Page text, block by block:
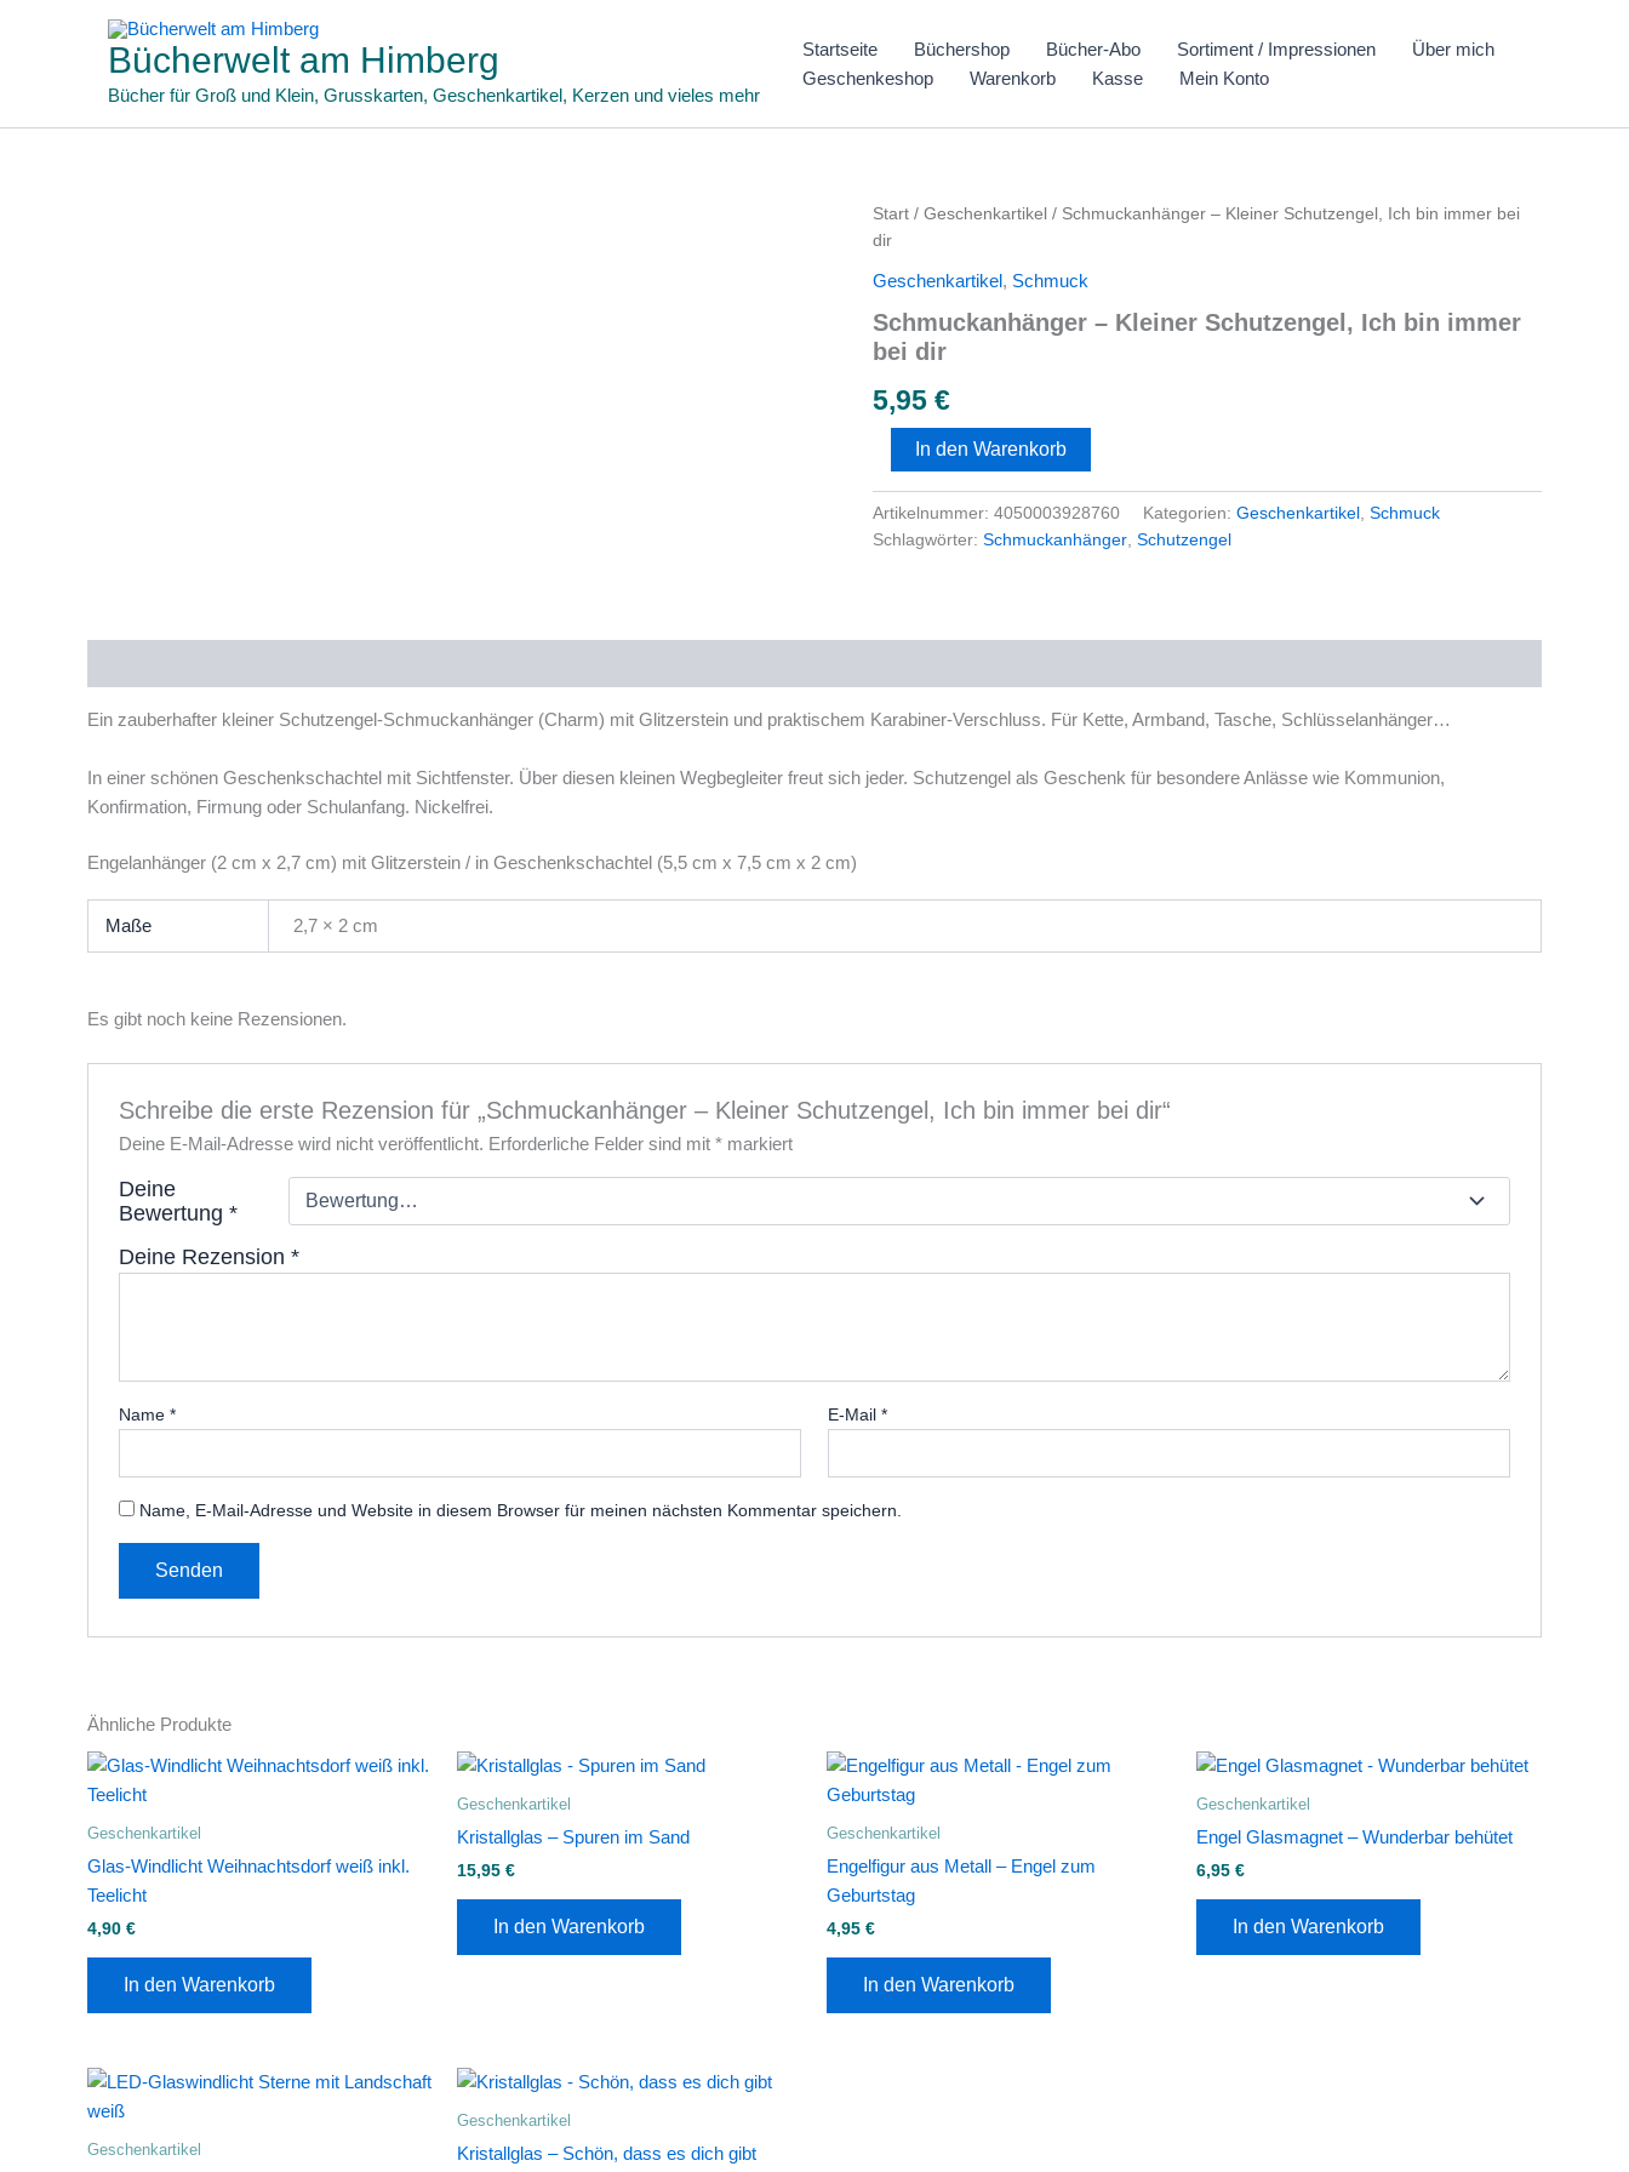
Bücherwelt am Himberg
Bücher für Groß und Klein, Grusskarten, Geschenkartikel, Kerzen und vieles mehr
Startseite Büchershop Bücher-Abo Sortiment / Impressionen
Über mich
Geschenkeshop
Warenkorb Kasse Mein Konto
Start / Geschenkartikel / Schmuckanhänger – Kleiner Schutzengel, Ich bin immer bei
dir
Geschenkartikel, Schmuck
Schmuckanhänger – Kleiner Schutzengel, Ich bin immer
bei dir
5,95 €
Schmuckanhänger
-
Schutzengel,
bin
immer
dir
Menge
In den Warenkorb
Artikelnummer: 4050003928760 Kategorien: Geschenkartikel , Schmuck
Schlagwörter: Schmuckanhänger, Schutzengel
Ein zauberhafter kleiner Schutzengel-Schmuckanhänger (Charm) mit Glitzerstein und praktischem Karabiner-Verschluss. Für Kette, Armband, Tasche, Schlüsselanhänger…
In einer schönen Geschenkschachtel mit Sichtfenster. Über diesen kleinen Wegbegleiter freut sich jeder. Schutzengel als Geschenk für besondere Anlässe wie Kommunion,
Konfirmation, Firmung oder Schulanfang. Nickelfrei.
Engelanhänger (2 cm x 2,7 cm) mit Glitzerstein / in Geschenkschachtel (5,5 cm x 7,5 cm x 2 cm)
Maße 2,7 × 2 cm
Es gibt noch keine Rezensionen.
Schreibe die erste Rezension für „Schmuckanhänger – Kleiner Schutzengel, Ich bin immer bei dir“
Deine E-Mail-Adresse wird nicht veröffentlicht. Erforderliche Felder sind mit* markiert
Deine
Bewertung*
Deine Rezension*
Name* E-Mail*
Name, E-Mail-Adresse und Website in diesem Browser für meinen nächsten Kommentar speichern.
Ähnliche Produkte
Geschenkartikel
Glas-Windlicht Weihnachtsdorf weiß inkl.
Teelicht
4,90 €
In den Warenkorb
Geschenkartikel
Kristallglas – Spuren im Sand
15,95 €
In den Warenkorb
Geschenkartikel
Engelfigur aus Metall – Engel zum
Geburtstag
4,95 €
In den Warenkorb
Geschenkartikel
Engel Glasmagnet – Wunderbar behütet
6,95 €
In den Warenkorb
Geschenkartikel
Geschenkartikel
Kristallglas – Schön, dass es dich gibt